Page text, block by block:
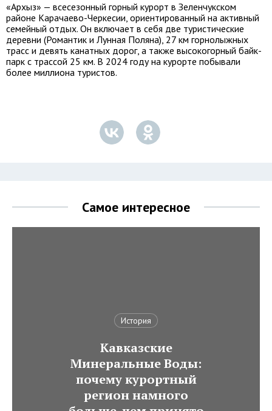
«Архыз» — всесезонный горный курорт в Зеленчукском
районе Карачаево-Черкесии, ориентированный на активный
семейный отдых. Он включает в себя две туристические
деревни (Романтик и Лунная Поляна), 27 км горнолыжных
трасс и девять канатных дорог, а также высокогорный байк-
парк с трассой 25 км. В 2024 году на курорте побывали
более миллиона туристов.
Самое интересное
История
Кавказские
Минеральные Воды:
почему курортный
регион намного